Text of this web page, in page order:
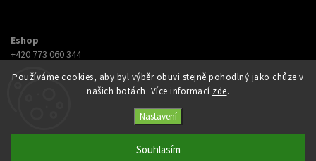
Používáme cookies, aby byl výběr obuvi stejně pohodlný jako chůze v
našich botách. Více informací zde.
Nastavení
Souhlasím
Eshop
+420 773 060 344
eshop@botyna.cz
Botyna. Všechna práva vyhrazena.